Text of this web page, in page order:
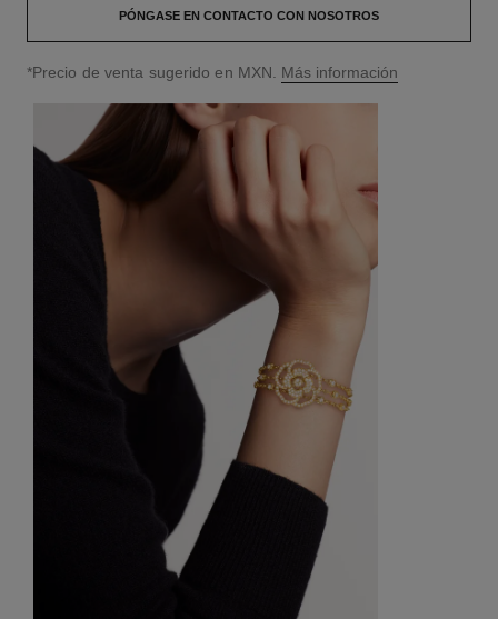
PÓNGASE EN CONTACTO CON NOSOTROS
↩
*Precio de venta sugerido en MXN. Más información